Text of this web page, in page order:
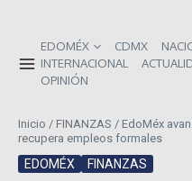
EDOMÉX CDMX
INTERNACIONAL
OPINIÓN
Inicio / FINANZAS / EdoMéx
recupera empleos formales
EDOMÉX FINANZAS